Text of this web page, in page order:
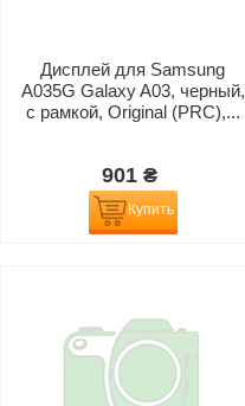
Дисплей для Samsung
A035G Galaxy A03, черный,
с рамкой, Original (PRC),...
901 ₴
Купить